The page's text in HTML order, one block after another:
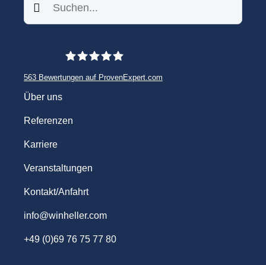
Suchen
563 Bewertungen auf ProvenExpert.com
Über uns
Referenzen
Karriere
Veranstaltungen
Kontakt/Anfahrt
info@winheller.com
+49 (0)69 76 75 77 80